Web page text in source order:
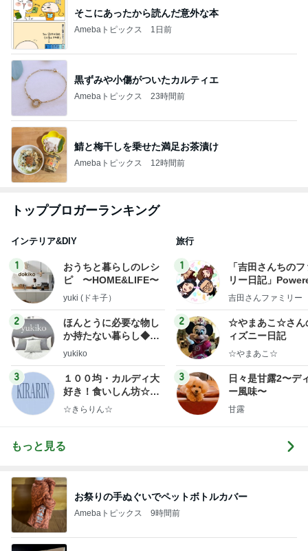
そこにあったから読んだ意外な本
Amebaトピックス 1日前
黒ずみや小傷がついたカルティエ
Amebaトピックス 23時間前
鯖と梅干しを乗せた満足お茶漬け
Amebaトピックス 12時間前
トップブロガーランキング
インテリア&DIY
1
おうちと暮らしのレシ
ピ 〜HOME&LIFE〜
yuki (ドキ子）
2
ほんとうに必要な物し
か持たない暮らし◆Ke
ep Life Simple◆〜イ
yukiko
3
１００均・カルディ大
好き！食いしん坊☆き
らりん☆のブログ
☆きらりん☆
旅行
1
「吉田さんちの
リー日記」
y Ameba 吉田さ
ログ
吉田さんファミリー
2
☆やまあこ☆さん
ィズニー日記
☆やまあこ☆
3
日々是甘露2〜デ
ー風味〜
甘露
もっと見る
お祭りの手ぬぐいでペットボトルカバー
Amebaトピックス 9時間前